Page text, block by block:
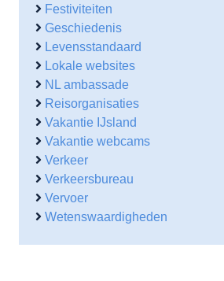
Festiviteiten
Geschiedenis
Levensstandaard
Lokale websites
NL ambassade
Reisorganisaties
Vakantie IJsland
Vakantie webcams
Verkeer
Verkeersbureau
Vervoer
Wetenswaardigheden